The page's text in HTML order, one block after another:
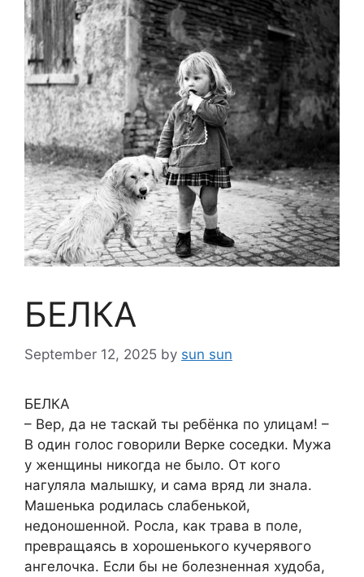
БЕЛКА
September 12, 2025 by sun sun
БЕЛКА
– Вер, да не таскай ты ребёнка по улицам! –
В один голос говорили Верке соседки. Мужа
у женщины никогда не было. От кого
нагуляла малышку, и сама вряд ли знала.
Машенька родилась слабенькой,
недоношенной. Росла, как трава в поле,
превращаясь в хорошенького кучерявого
ангелочка. Если бы не болезненная худоба,